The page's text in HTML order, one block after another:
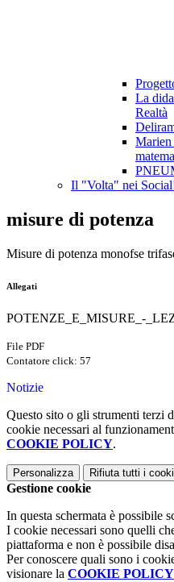
La
Realtà
Marien
Il "Volta" nei
misure di potenza
Misure di potenza monofse
Allegati
POTENZE_E_MISURE_-
File PDF
Contatore click: 57
Notizie
Questo sito o gli strumenti terzi
cookie necessari al
COOKIE POLICY.
Personalizza Rifiuta tutti i
Gestione cookie
In questa schermata è possibile
I cookie necessari sono quelli
piattaforma e non è possibile
Per conoscere quali sono i
visionare la COOKIE POLICY